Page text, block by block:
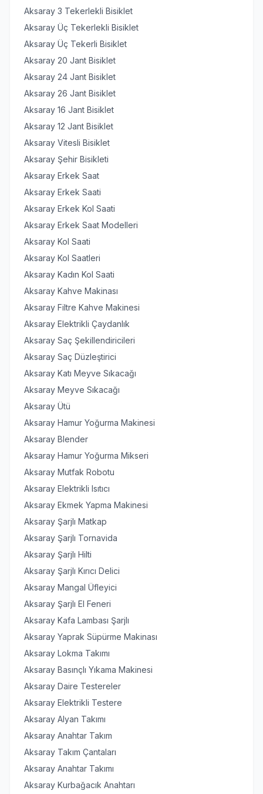
Aksaray 3 Tekerlekli Bisiklet
Aksaray Üç Tekerlekli Bisiklet
Aksaray Üç Tekerli Bisiklet
Aksaray 20 Jant Bisiklet
Aksaray 24 Jant Bisiklet
Aksaray 26 Jant Bisiklet
Aksaray 16 Jant Bisiklet
Aksaray 12 Jant Bisiklet
Aksaray Vitesli Bisiklet
Aksaray Şehir Bisikleti
Aksaray Erkek Saat
Aksaray Erkek Saati
Aksaray Erkek Kol Saati
Aksaray Erkek Saat Modelleri
Aksaray Kol Saati
Aksaray Kol Saatleri
Aksaray Kadın Kol Saati
Aksaray Kahve Makinası
Aksaray Filtre Kahve Makinesi
Aksaray Elektrikli Çaydanlık
Aksaray Saç Şekillendiricileri
Aksaray Saç Düzleştirici
Aksaray Katı Meyve Sıkacağı
Aksaray Meyve Sıkacağı
Aksaray Ütü
Aksaray Hamur Yoğurma Makinesi
Aksaray Blender
Aksaray Hamur Yoğurma Mikseri
Aksaray Mutfak Robotu
Aksaray Elektrikli Isıtıcı
Aksaray Ekmek Yapma Makinesi
Aksaray Şarjlı Matkap
Aksaray Şarjlı Tornavida
Aksaray Şarjlı Hilti
Aksaray Şarjlı Kırıcı Delici
Aksaray Mangal Üfleyici
Aksaray Şarjlı El Feneri
Aksaray Kafa Lambası Şarjlı
Aksaray Yaprak Süpürme Makinası
Aksaray Lokma Takımı
Aksaray Basınçlı Yıkama Makinesi
Aksaray Daire Testereler
Aksaray Elektrikli Testere
Aksaray Alyan Takımı
Aksaray Anahtar Takım
Aksaray Takım Çantaları
Aksaray Anahtar Takımı
Aksaray Kurbağacık Anahtarı